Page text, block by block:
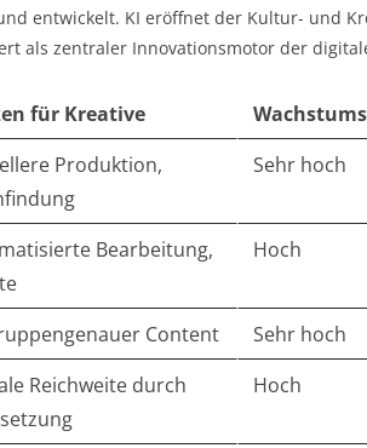
entwickelt. KI eröffnet der Kultur- und
als zentraler Innovationsmotor der
für Kreative
Produktion,
Sehr hoch
Bearbeitung,
Hoch
Content Sehr hoch
Reichweite durch
Hoch